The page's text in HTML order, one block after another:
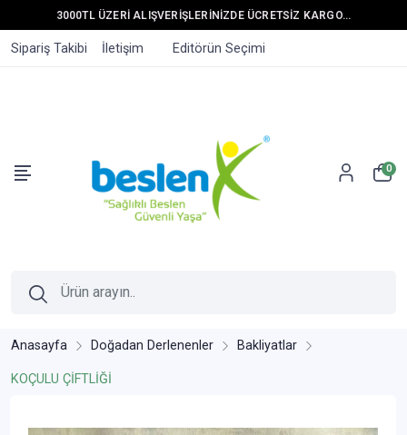
3000TL ÜZERİ ALIŞVERİŞLERİNİZDE ÜCRETSİZ KARGO...
Sipariş Takibi İletişim Editörün Seçimi
0
Anasayfa Doğadan Derlenenler Bakliyatlar
KOÇULU ÇİFTLİĞİ